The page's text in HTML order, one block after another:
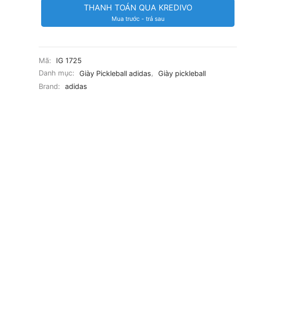
THANH TOÁN QUA KREDIVO
Mua trước - trả sau
Mã:
IG 1725
Danh mục:
Giày Pickleball adidas,
Giày pickleball
Brand:
adidas